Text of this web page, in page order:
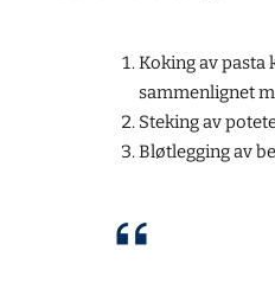
Koking av pasta
sammenlignet
Steking av
Bløtlegging av